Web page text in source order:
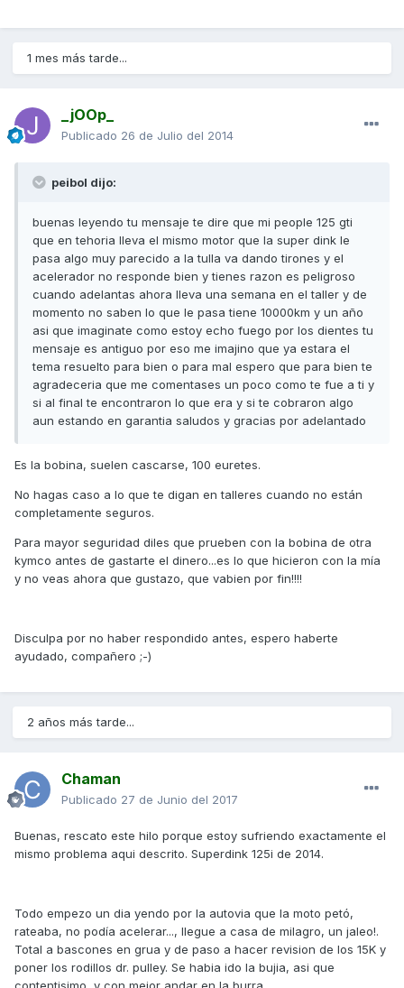
1 mes más tarde...
_jOOp_
Publicado 26 de Julio del 2014
peibol dijo:
buenas leyendo tu mensaje te dire que mi people 125 gti
que en tehoria lleva el mismo motor que la super dink le
pasa algo muy parecido a la tulla va dando tirones y el
acelerador no responde bien y tienes razon es peligroso
cuando adelantas ahora lleva una semana en el taller y de
momento no saben lo que le pasa tiene 10000km y un año
asi que imaginate como estoy echo fuego por los dientes tu
mensaje es antiguo por eso me imajino que ya estara el
tema resuelto para bien o para mal espero que para bien te
agradeceria que me comentases un poco como te fue a ti y
si al final te encontraron lo que era y si te cobraron algo
aun estando en garantia saludos y gracias por adelantado
Es la bobina, suelen cascarse, 100 euretes.
No hagas caso a lo que te digan en talleres cuando no están
completamente seguros.
Para mayor seguridad diles que prueben con la bobina de otra
kymco antes de gastarte el dinero...es lo que hicieron con la mía
y no veas ahora que gustazo, que vabien por fin!!!!
Disculpa por no haber respondido antes, espero haberte
ayudado, compañero ;-)
2 años más tarde...
Chaman
Publicado 27 de Junio del 2017
Buenas, rescato este hilo porque estoy sufriendo exactamente el
mismo problema aqui descrito. Superdink 125i de 2014.
Todo empezo un dia yendo por la autovia que la moto petó,
rateaba, no podía acelerar..., llegue a casa de milagro, un jaleo!.
Total a bascones en grua y de paso a hacer revision de los 15K y
poner los rodillos dr. pulley. Se habia ido la bujia, asi que
contentisimo, y con mejor andar en la burra.